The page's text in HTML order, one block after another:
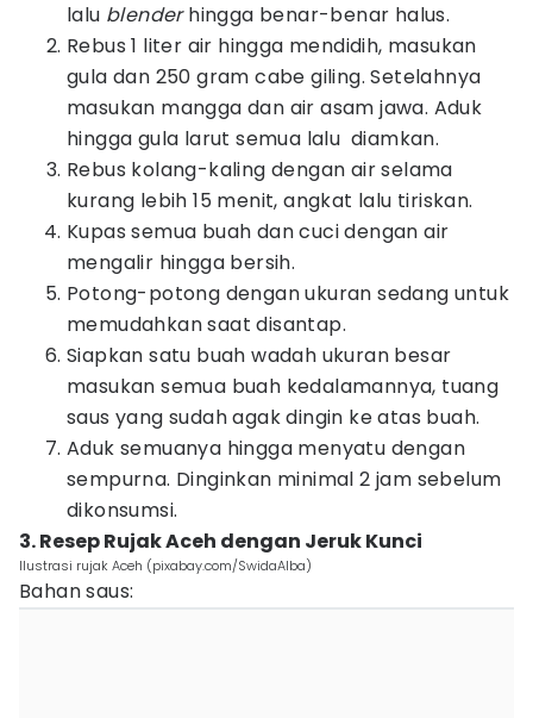
lalu blenderhingga benar-benar halus.
Rebus 1 liter air hingga mendidih, masukan
gula dan 250 gram cabe giling. Setelahnya
masukan mangga dan air asam jawa. Aduk
hingga gula larut semua lalu diamkan.
Rebus kolang-kaling dengan air selama
kurang lebih 15 menit, angkat lalu tiriskan.
Kupas semua buah dan cuci dengan air
mengalir hingga bersih.
Potong-potong dengan ukuran sedang untuk
memudahkan saat disantap.
Siapkan satu buah wadah ukuran besar
masukan semua buah kedalamannya, tuang
saus yang sudah agak dingin ke atas buah.
Aduk semuanya hingga menyatu dengan
sempurna. Dinginkan minimal 2 jam sebelum
dikonsumsi.
3. Resep Rujak Aceh dengan Jeruk Kunci
Ilustrasi rujak Aceh (pixabay.com/SwidaAlba)
Bahan saus: